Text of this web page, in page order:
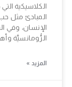
الكلاسيكية
المبادئ مثل
الإنسان، وفي
الرُّومانسيَّة
المزيد »